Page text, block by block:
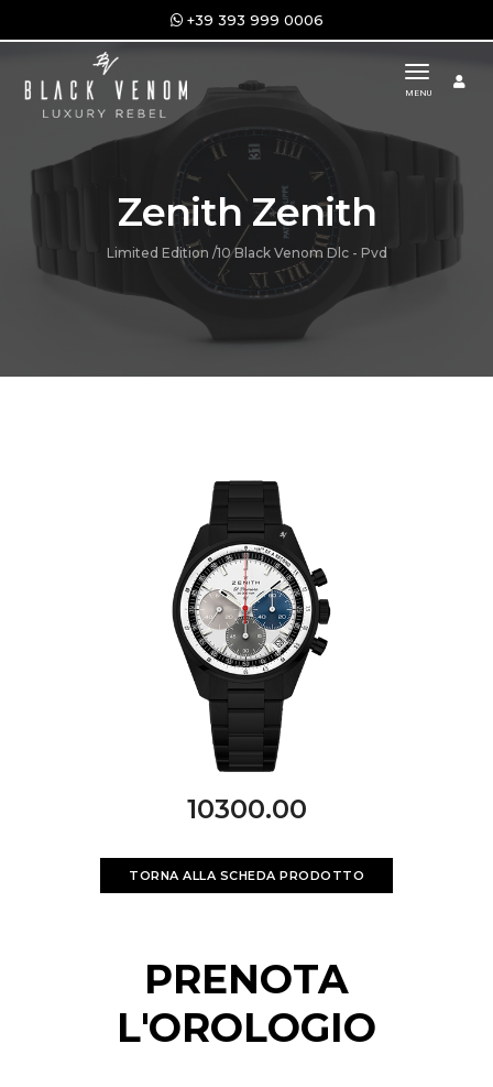
+39 393 999 0006
toggle
MENU
Zenith Zenith
Limited Edition /10 Black Venom Dlc - Pvd
10300.00
TORNA ALLA SCHEDA PRODOTTO